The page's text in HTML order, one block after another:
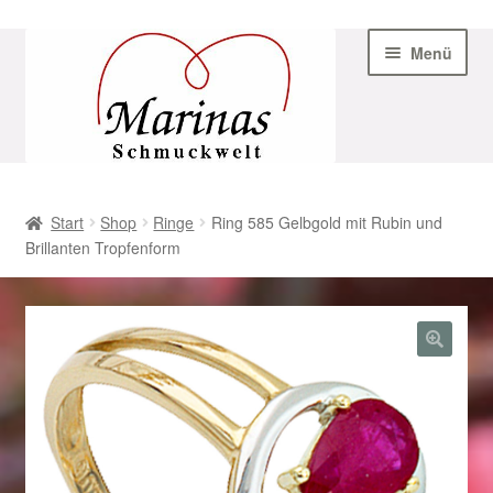
Navigation
Menü
AGB
Beispiel-Seite
Datenschutz
Geschenke zu Ostern 2023
Geschenke zu Ostern 2024
Start Shop Ringe
Ring 585 Gelbgold mit Rubin und
Brillanten Tropfenform